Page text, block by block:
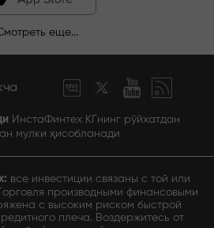
еще...
ИнстаФинтех КГнинг рўйхатдан
мулки ҳисобланади
все инвестиции связаны с той или
производными финансовыми
с высоким риском быстрой
плеча. Воздержитесь от